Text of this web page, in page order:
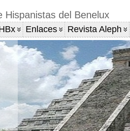
Hispanistas del Benelux
Enlaces Revista Aleph